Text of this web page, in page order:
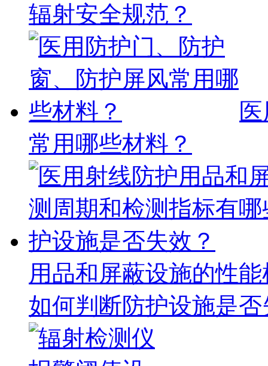
辐射安全规范？
常用哪些材料？
用品和屏蔽设施的性
如何判断防护设施是